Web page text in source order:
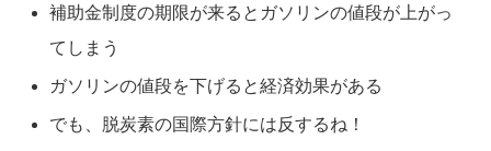
補助金制度の期限が来るとガソリンの値段が上がっ
てしまう
ガソリンの値段を下げると経済効果がある
でも、脱炭素の国際方針には反するね！